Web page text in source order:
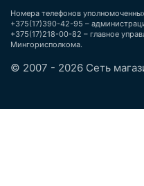
Номера телефонов
+375(17)390-42-95 –
+375(17)218-00-82 – главное
Мингорисполкома.
© 2007 - 2026 Сеть